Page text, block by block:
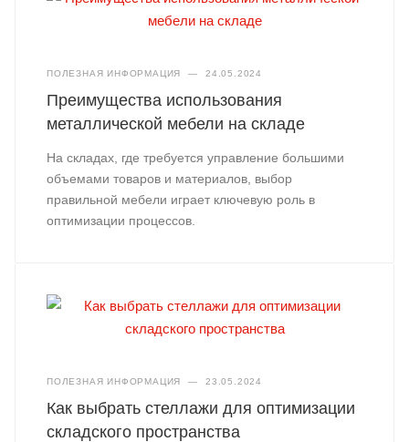
ПОЛЕЗНАЯ ИНФОРМАЦИЯ — 24.05.2024
Преимущества использования
металлической мебели на складе
На складах, где требуется управление большими
объемами товаров и материалов, выбор
правильной мебели играет ключевую роль в
оптимизации процессов.
ПОЛЕЗНАЯ ИНФОРМАЦИЯ — 23.05.2024
Как выбрать стеллажи для оптимизации
складского пространства